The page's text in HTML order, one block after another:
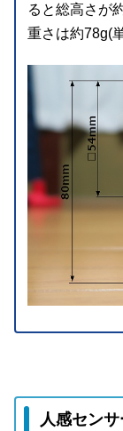
ると総高さが
重さは約78g(
人感セン